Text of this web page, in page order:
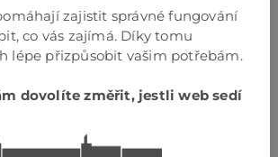
zajistit správné fungování
co vás zajímá. Díky tomu
lépe přizpůsobit vašim potřebám.
dovolíte změřit, jestli web sedí